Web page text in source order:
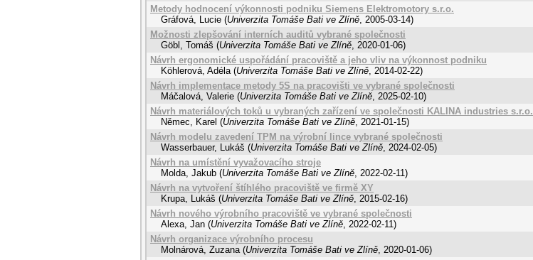
Metody hodnocení výkonnosti podniku Siemens Elektromotory s.r.o.
Gráfová, Lucie (Univerzita Tomáše Bati ve Zlíně, 2005-03-14)
Možnosti zlepšování interních auditů vybrané společnosti
Göbl, Tomáš (Univerzita Tomáše Bati ve Zlíně, 2020-01-06)
Návrh ergonomické uspořádání pracoviště a jeho vliv na výkonnost podniku
Köhlerová, Adéla (Univerzita Tomáše Bati ve Zlíně, 2014-02-22)
Návrh implementace metody 5S na pracovišti ve vybrané společnosti
Máčalová, Valerie (Univerzita Tomáše Bati ve Zlíně, 2025-02-10)
Návrh materiálových toků u vybraných zařízení ve společnosti KALINA industries s.r.o.
Němec, Karel (Univerzita Tomáše Bati ve Zlíně, 2021-01-15)
Návrh modelu zavedení TPM na výrobní lince vybrané společnosti
Wasserbauer, Lukáš (Univerzita Tomáše Bati ve Zlíně, 2024-02-05)
Návrh na umístění vyvažovacího stroje
Molda, Jakub (Univerzita Tomáše Bati ve Zlíně, 2022-02-11)
Návrh na vytvoření štíhlého pracoviště ve firmě XY
Krupa, Lukáš (Univerzita Tomáše Bati ve Zlíně, 2015-02-16)
Návrh nového výrobního pracoviště ve vybrané společnosti
Alexa, Jan (Univerzita Tomáše Bati ve Zlíně, 2022-02-11)
Návrh organizace výrobního procesu
Molnárová, Zuzana (Univerzita Tomáše Bati ve Zlíně, 2020-01-06)